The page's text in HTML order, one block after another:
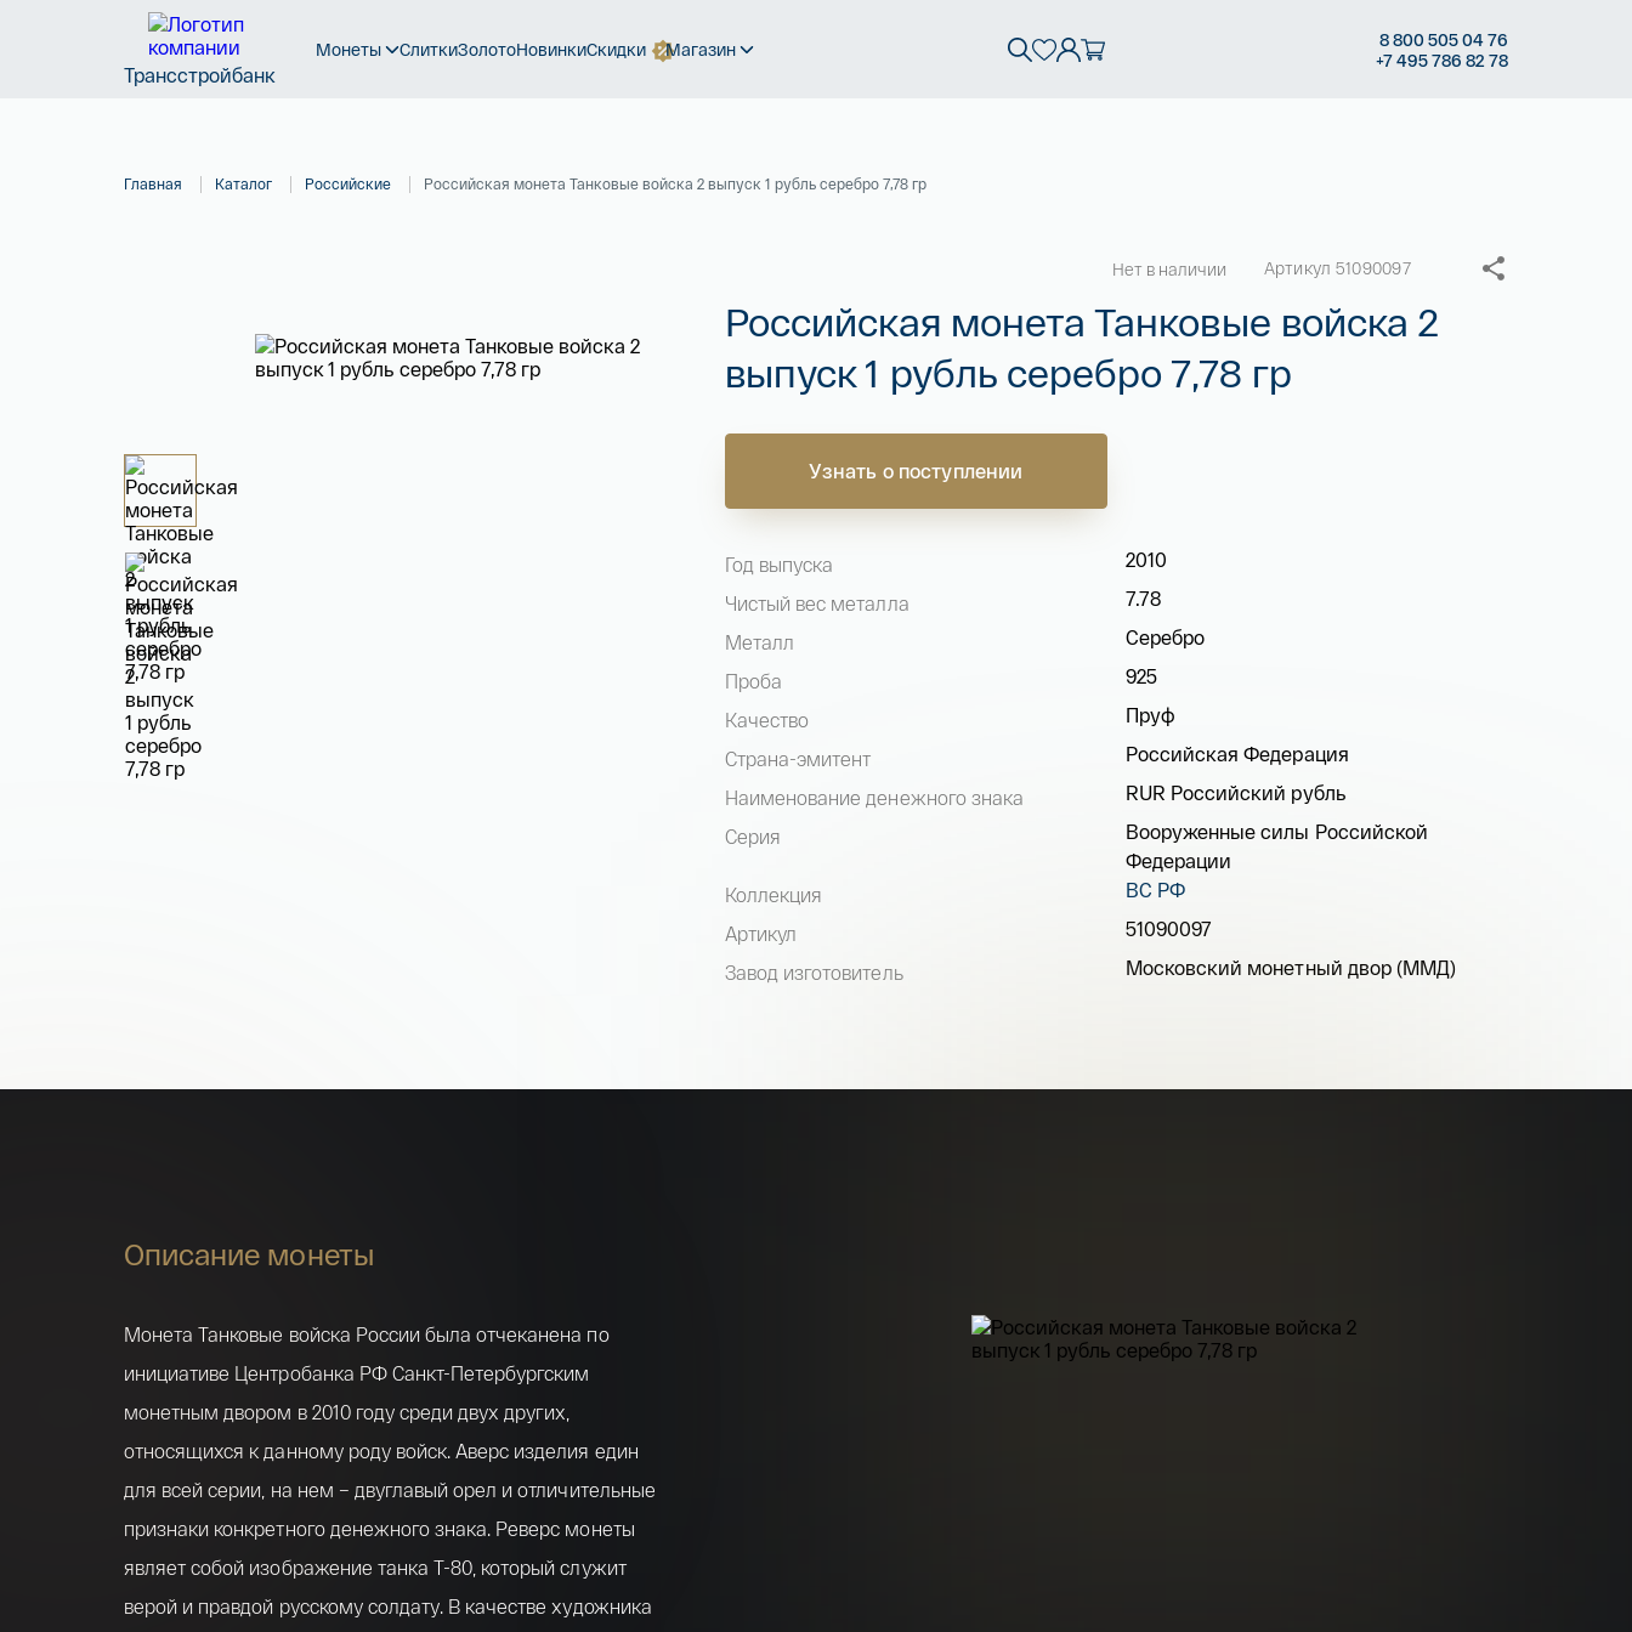
Трансстройбанк
Монеты СлиткиЗолотоНовинкиСкидки Магазин 8800 50504 76
+7495 786 82 78
Главная Каталог Российские Российская монета Танковые войска 2 выпуск 1 рубль серебро 7,78 гр
Нет в наличии Артикул 51090097
Российская монета Танковые войска 2
выпуск 1 рубль серебро 7,78 гр
Узнать о поступлении
Год выпуска
2010
Чистый вес металла
7.78
Металл
Серебро
Проба
925
Качество
Пруф
Страна-эмитент
Российская Федерация
Наименование денежного знака
RUR Российский рубль
Серия
Вооруженные силы Российской
Федерации
Коллекция
ВС РФ
Артикул
51090097
Завод изготовитель
Московский монетный двор (ММД)
Описание монеты
Монета Танковые войска России была отчеканена по
инициативе Центробанка РФ Санкт-Петербургским
монетным двором в 2010 году среди двух других,
относящихся к данному роду войск. Аверс изделия един
для всей серии, на нем – двуглавый орел и отличительные
признаки конкретного денежного знака. Реверс монеты
являет собой изображение танка Т-80, который служит
верой и правдой русскому солдату. В качестве художника